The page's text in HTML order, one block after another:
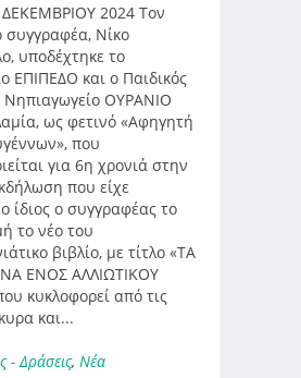
2024 Τον
συγγραφέα, Νίκο
υποδέχτηκε το
ΕΠΙΠΕΔΟ και ο Παιδικός
Νηπιαγωγείο ΟΥΡΑΝΙΟ
ως φετινό «Αφηγητή
που
για 6η χρονιά στην
που είχε
ο ίδιος ο συγγραφέας το
το νέο του
βιβλίο, με τίτλο «ΤΑ
ΕΝΟΣ ΑΛΛΙΩΤΙΚΟΥ
κυκλοφορεί από τις
και...
- Δράσεις, Νέα